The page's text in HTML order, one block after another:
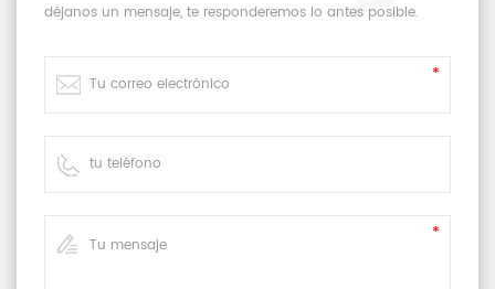
déjanos un mensaje, te responderemos lo antes posible.